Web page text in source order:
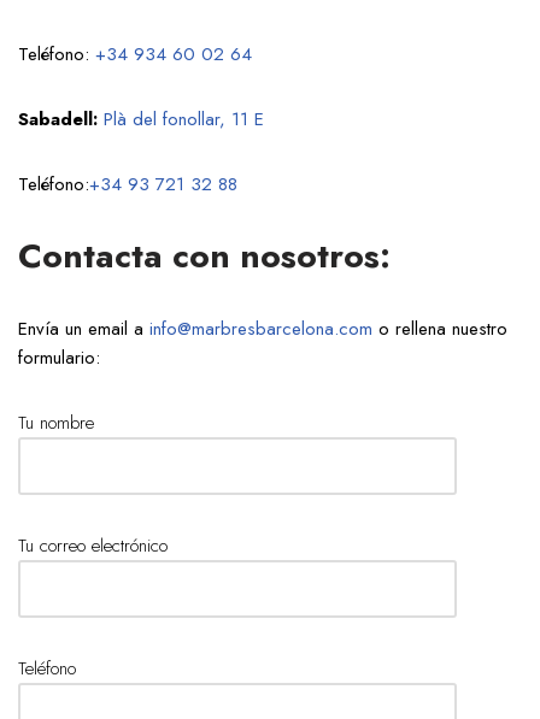
Teléfono: +34 934 60 02 64
Sabadell: Plà del fonollar, 11 E
Teléfono:+34 93 721 32 88
Contacta con nosotros:
Envía un email a info@marbresbarcelona.com o rellena nuestro
formulario:
Tu nombre
Tu correo electrónico
Teléfono